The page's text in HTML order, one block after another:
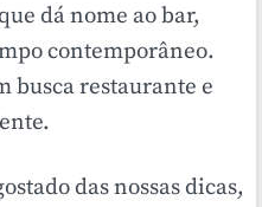
dá nome ao bar,
contemporâneo.
busca restaurante e
das nossas dicas,